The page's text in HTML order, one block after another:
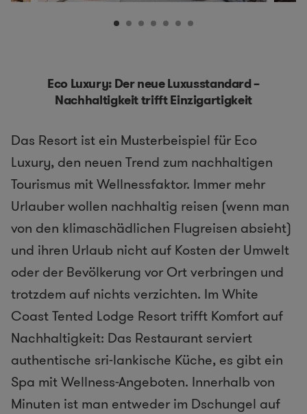
Eco Luxury: Der neue Luxusstandard –
Nachhaltigkeit trifft Einzigartigkeit
Das Resort ist ein Musterbeispiel für Eco
Luxury, den neuen Trend zum nachhaltigen
Tourismus mit Wellnessfaktor. Immer mehr
Urlauber wollen nachhaltig reisen (wenn man
von den klimaschädlichen Flugreisen absieht)
und ihren Urlaub nicht auf Kosten der Umwelt
oder der Bevölkerung vor Ort verbringen und
trotzdem auf nichts verzichten. Im White
Coast Tented Lodge Resort trifft Komfort auf
Nachhaltigkeit: Das Restaurant serviert
authentische sri-lankische Küche, es gibt ein
Spa mit Wellness-Angeboten. Innerhalb von
Minuten ist man entweder im Dschungel auf